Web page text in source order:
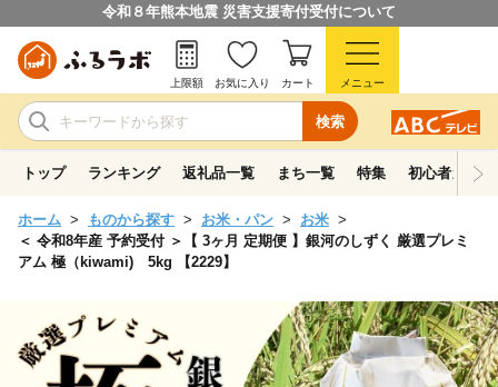
令和８年熊本地震 災害支援寄付受付について
検索
上限額 お気に入り カート メニュー
トップ ランキング 返礼品一覧 まち一覧 特集 初心者ガイド
ホーム ものから探す お米・パン
お米
＜ 令和8年産 予約受付 ＞【 3ヶ月 定期便 】銀河のしずく 厳選プレミ
アム 極（kiwami) 5kg 【2229】